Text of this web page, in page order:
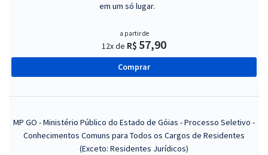
em um só lugar.
a partir de
12x de R$ 57,90
Comprar
MP GO - Ministério Público do Estado de Góias - Processo Seletivo -
Conhecimentos Comuns para Todos os Cargos de Residentes
(Exceto: Residentes Jurídicos)